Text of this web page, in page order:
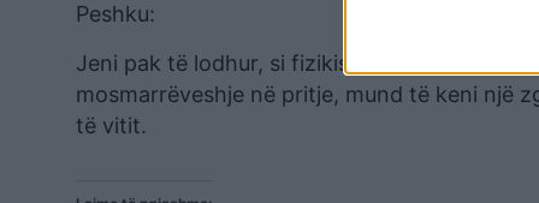
Peshku:
Jeni pak të lodhur, si fizikisht ashtu edhe
mosmarrëveshje në pritje, mund të keni një
të vitit.